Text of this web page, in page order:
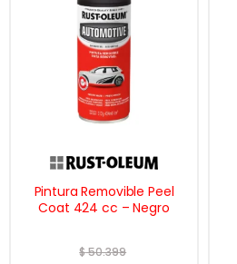
Pintura Removible Peel
Coat 424 cc – Negro
$50.399